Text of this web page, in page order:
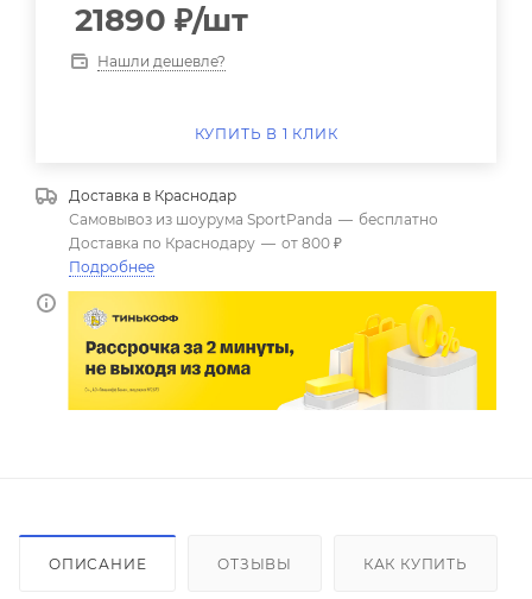
21890 ₽/шт
Нашли дешевле?
КУПИТЬ В 1 КЛИК
Доставка в Краснодар
Самовывоз из шоурума SportPanda — бесплатно
Доставка по Краснодару — от 800 ₽
Подробнее
ОПИСАНИЕ ОТЗЫВЫ КАК КУПИТЬ